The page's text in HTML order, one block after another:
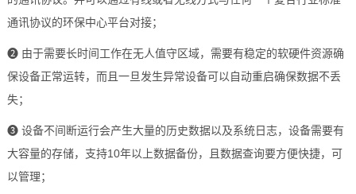
通讯协议的环保中心平台对接；
❷由于需要长时间工作在无人值守区域，需要有稳定的软硬件资源确
保设备正常运转，而且一旦发生异常设备可以自动重启确保数据不丢
失；
❸ 设备不间断运行会产生大量的历史数据以及系统日志，设备需要有
大容量的存储，支持10年以上数据备份，且数据查询要方便快捷，可
以管理；